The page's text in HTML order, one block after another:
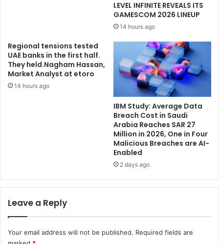
LEVEL INFINITE REVEALS ITS
GAMESCOM 2026 LINEUP
14 hours ago
Regional tensions tested
UAE banks in the first half.
They held.Nagham Hassan,
Market Analyst at etoro
14 hours ago
IBM Study: Average Data
Breach Cost in Saudi
Arabia Reaches SAR 27
Million in 2026, One in Four
Malicious Breaches are AI-
Enabled
2 days ago
Leave a Reply
Your email address will not be published. Required fields are